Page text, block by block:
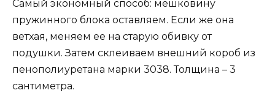
Самый экономный способ: мешковину
пружинного блока оставляем. Если же она
ветхая, меняем ее на старую обивку от
подушки. Затем склеиваем внешний короб из
пенополиуретана марки 3038. Толщина – 3
сантиметра.